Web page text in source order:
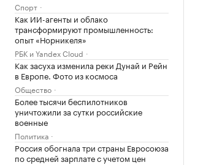
Спорт
Как ИИ-агенты и облако
трансформируют промышленность:
опыт «Норникеля»
РБК и Yandex Cloud
Как засуха изменила реки Дунай и Рейн
в Европе. Фото из космоса
Общество
Более тысячи беспилотников
уничтожили за сутки российские
военные
Политика
Россия обогнала три страны Евросоюза
по средней зарплате с учетом цен